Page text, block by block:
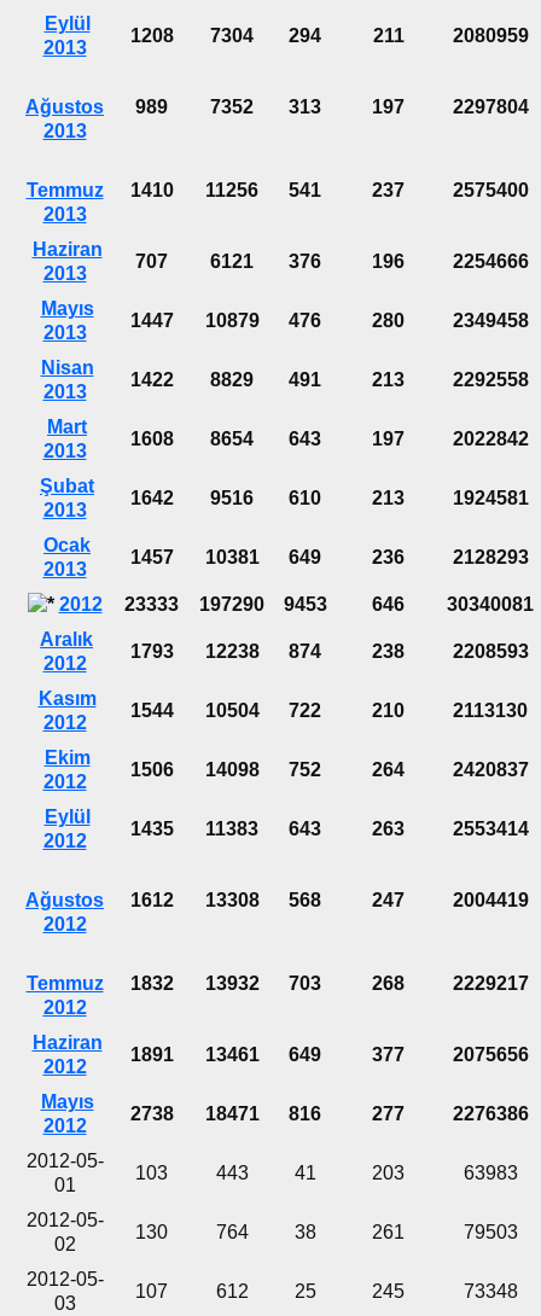
Eylül
2013
1208 7304 294 211 2080959
Ağustos
2013
989 7352 313 197 2297804
Temmuz
2013
1410 11256 541 237 2575400
Haziran
2013
707 6121 376 196 2254666
Mayıs
2013
1447 10879 476 280 2349458
Nisan
2013
1422 8829 491 213 2292558
Mart
2013
1608 8654 643 197 2022842
Şubat
2013
1642 9516 610 213 1924581
Ocak
2013
1457 10381 649 236 2128293
2012 23333 197290 9453 646
30340081
Aralık
2012
1793 12238 874 238 2208593
Kasım
2012
1544 10504 722 210 2113130
Ekim
2012
1506 14098 752 264 2420837
Eylül
2012
1435 11383 643 263 2553414
Ağustos
2012
1612 13308 568 247 2004419
Temmuz
2012
1832 13932 703 268 2229217
Haziran
2012
1891 13461 649 377 2075656
Mayıs
2012
2738 18471 816 277 2276386
2012-05-
01
103 443 41 203 63983
2012-05-
02
130 764 38 261 79503
2012-05-
03
107 612 25 245 73348